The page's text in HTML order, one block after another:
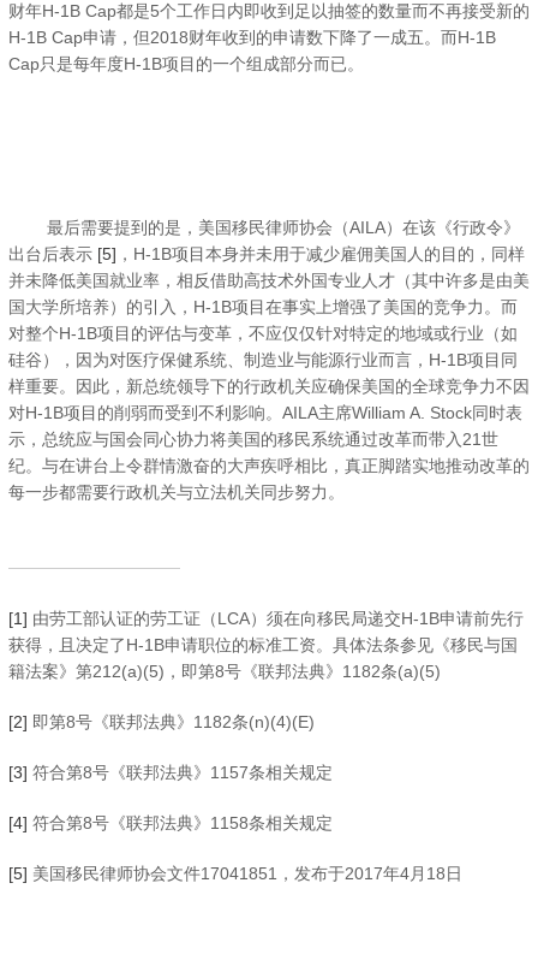
财年H-1B Cap都是5个工作日内即收到足以抽签的数量而不再接受新的
H-1B Cap申请，但2018财年收到的申请数下降了一成五。而H-1B
Cap只是每年度H-1B项目的一个组成部分而已。
最后需要提到的是，美国移民律师协会（AILA）在该《行政令》
出台后表示 [5] ，H-1B项目本身并未用于减少雇佣美国人的目的，同样
并未降低美国就业率，相反借助高技术外国专业人才（其中许多是由美
国大学所培养）的引入，H-1B项目在事实上增强了美国的竞争力。而
对整个H-1B项目的评估与变革，不应仅仅针对特定的地域或行业（如
硅谷），因为对医疗保健系统、制造业与能源行业而言，H-1B项目同
样重要。因此，新总统领导下的行政机关应确保美国的全球竞争力不因
对H-1B项目的削弱而受到不利影响。AILA主席William A. Stock同时表
示，总统应与国会同心协力将美国的移民系统通过改革而带入21世
纪。与在讲台上令群情激奋的大声疾呼相比，真正脚踏实地推动改革的
每一步都需要行政机关与立法机关同步努力。
[1] 由劳工部认证的劳工证（LCA）须在向移民局递交H-1B申请前先行
获得，且决定了H-1B申请职位的标准工资。具体法条参见《移民与国
籍法案》第212(a)(5)，即第8号《联邦法典》1182条(a)(5)
[2] 即第8号《联邦法典》1182条(n)(4)(E)
[3] 符合第8号《联邦法典》1157条相关规定
[4] 符合第8号《联邦法典》1158条相关规定
[5] 美国移民律师协会文件17041851，发布于2017年4月18日